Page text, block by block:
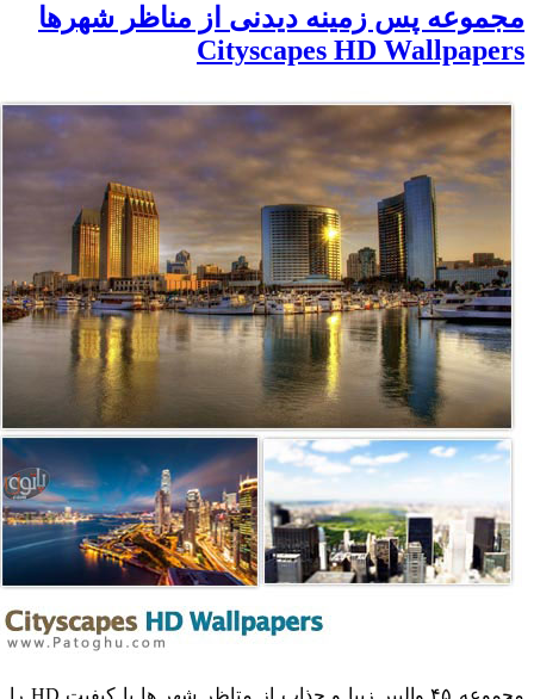
پس زمینه دیدنی از مناظر شهرها
Cityscapes HD
مجموعه ۴۵ والپپر زیبا و جذاب از متاظر شهر ها با کیفیت HD را